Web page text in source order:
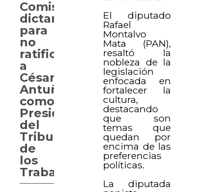
El diputado
Rafael
Montalvo
Mata (PAN),
resaltó la
nobleza de la
legislación
enfocada en
fortalecer la
cultura,
destacando
que son
temas que
quedan por
encima de las
preferencias
políticas.
La diputada
Comisión
dictamen
para
no
ratificar
a
César
Antuña
como
Presidente
del
Tribunal
de
los
Trabajadores